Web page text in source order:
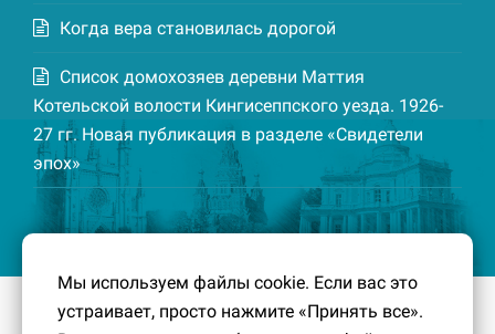
Когда вера становилась дорогой
Список домохозяев деревни Маттия
Котельской волости Кингисеппского уезда. 1926-
27 гг. Новая публикация в разделе «Свидетели
эпох»
© 2016-2026Южный берег Финского залива– Кусочек
Мы используем файлы cookie. Если вас это
устраивает, просто нажмите «Принять все».